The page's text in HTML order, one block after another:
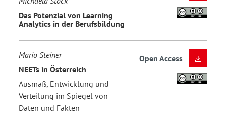
Das Potenzial von Learning
Analytics in der Berufsbildung
Mario Steiner
NEETs in Österreich
Ausmaß, Entwicklung und
Verteilung im Spiegel von
Daten und Fakten
Open Access